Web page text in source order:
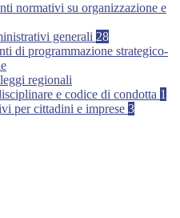
normativi su organizzazione e
generali 28
di programmazione strategico-
regionali
e codice di condotta 1
per cittadini e imprese 3